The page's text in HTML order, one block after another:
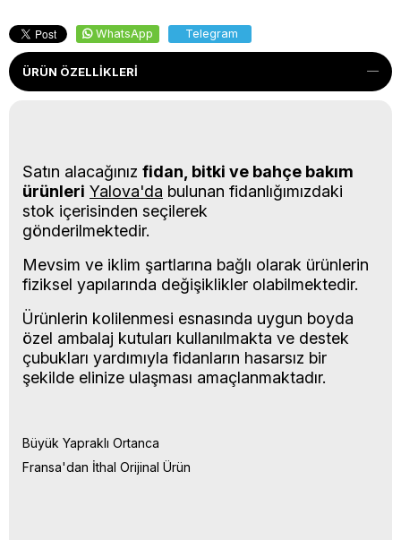
WhatsApp Telegram
ÜRÜN ÖZELLIKLERI
Satın alacağınız fidan, bitki ve bahçe bakım
ürünleri Yalova'da bulunan fidanlığımızdaki
stok içerisinden seçilerek
gönderilmektedir.
Mevsim ve iklim şartlarına bağlı olarak ürünlerin
fiziksel yapılarında değişiklikler olabilmektedir.
Ürünlerin kolilenmesi esnasında uygun boyda
özel ambalaj kutuları kullanılmakta ve destek
çubukları yardımıyla fidanların hasarsız bir
şekilde elinize ulaşması amaçlanmaktadır.
Büyük Yapraklı Ortanca
Fransa'dan İthal Orijinal Ürün